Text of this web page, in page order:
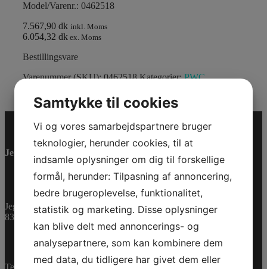
Model/Varenr.: 0462518
7.567,90 dk inkl. Moms
6.054,32 dk ex. Moms
Bestillingsvare
Varenummer (SKU):0462518 Kategorier:PWC,
Jet-Trade Powersport
Jegstrupvej 280
8361 Hasselager
Samtykke til cookies
Vi og vores samarbejdspartnere bruger
teknologier, herunder cookies, til at
indsamle oplysninger om dig til forskellige
formål, herunder: Tilpasning af annoncering,
bedre brugeroplevelse, funktionalitet,
statistik og marketing. Disse oplysninger
kan blive delt med annoncerings- og
analysepartnere, som kan kombinere dem
med data, du tidligere har givet dem eller